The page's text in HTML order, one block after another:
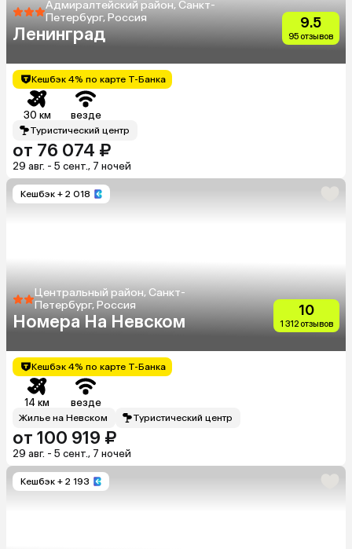
Адмиралтейский район, Санкт-
Петербург, Россия
Ленинград
9.5
95 отзывов
Кешбэк 4% по карте Т-Банка
30 км везде
Туристический центр
от 76 074 ₽
29 авг. - 5 сент., 7 ночей
Кешбэк + 2 018
Центральный район, Санкт-
Петербург, Россия
Номера На Невском
10
1 312 отзывов
Кешбэк 4% по карте Т-Банка
14 км везде
Жилье на Невском Туристический центр
от 100 919 ₽
29 авг. - 5 сент., 7 ночей
Кешбэк + 2 193